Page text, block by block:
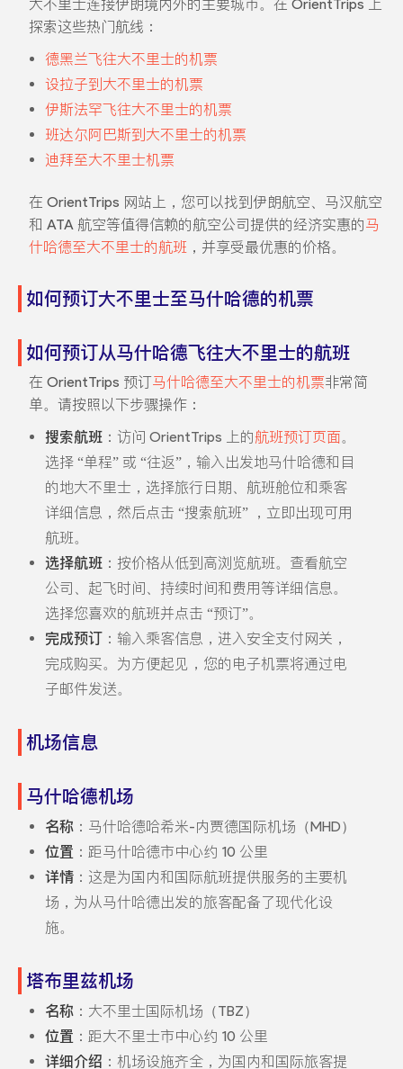
大不里士连接伊朗境内外的主要城市。在 OrientTrips 上
探索这些热门航线：
德黑兰飞往大不里士的机票
设拉子到大不里士的机票
伊斯法罕飞往大不里士的机票
班达尔阿巴斯到大不里士的机票
迪拜至大不里士机票
在 OrientTrips 网站上，您可以找到伊朗航空、马汉航空
和 ATA 航空等值得信赖的航空公司提供的经济实惠的马
什哈德至大不里士的航班 ，并享受最优惠的价格。
如何预订大不里士至马什哈德的机票
如何预订从马什哈德飞往大不里士的航班
在 OrientTrips 预订马什哈德至大不里士的机票非常简
单。请按照以下步骤操作：
搜索航班：访问 OrientTrips 上的航班预订页面。
选择 “单程” 或 “往返”，输入出发地马什哈德和目
的地大不里士，选择旅行日期、航班舱位和乘客
详细信息，然后点击 “搜索航班” ，立即出现可用
航班。
选择航班：按价格从低到高浏览航班。查看航空
公司、起飞时间、持续时间和费用等详细信息。
选择您喜欢的航班并点击 “预订”。
完成预订：输入乘客信息，进入安全支付网关，
完成购买。为方便起见，您的电子机票将通过电
子邮件发送。
机场信息
马什哈德机场
名称：马什哈德哈希米-内贾德国际机场（MHD）
位置 ：距马什哈德市中心约 10 公里
详情：这是为国内和国际航班提供服务的主要机
场，为从马什哈德出发的旅客配备了现代化设
施。
塔布里兹机场
名称：大不里士国际机场（TBZ）
位置 ：距大不里士市中心约 10 公里
详细介绍 ：机场设施齐全，为国内和国际旅客提